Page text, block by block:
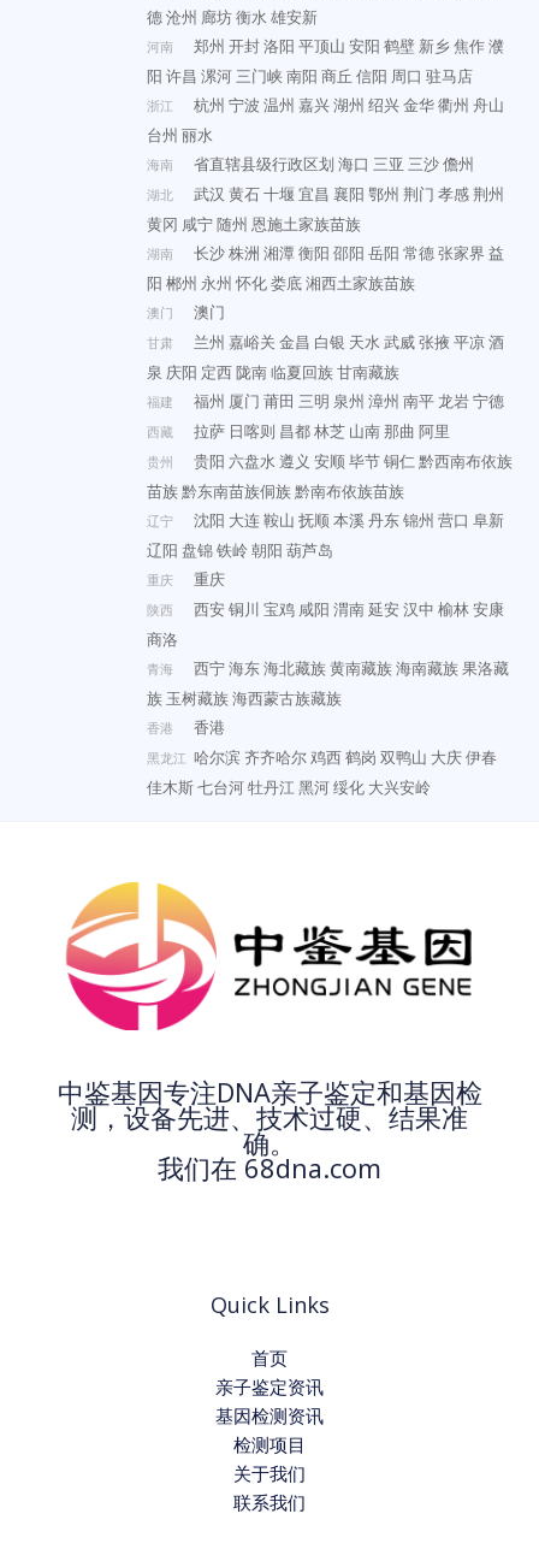
德沧州 廊坊衡水雄安新
河南 郑州 开封洛阳 平顶山 安阳 鹤壁 新乡焦作濮
阳 许昌 漯河三门峡南阳 商丘 信阳 周口 驻马店
浙江 杭州 宁波 温州 嘉兴湖州 绍兴金华衢州 舟山
台州 丽水
海南 省直辖县级行政区划 海口 三亚 三沙儋州
湖北 武汉 黄石十堰 宜昌 襄阳 鄂州 荆门 孝感荆州
黄冈 咸宁随州 恩施土家族苗族
湖南 长沙株洲 湘潭衡阳 邵阳 岳阳 常德张家界 益
阳 郴州 永州 怀化娄底湘西土家族苗族
澳门 澳门
甘肃 兰州 嘉峪关 金昌 白银 天水武威张掖平凉酒
泉 庆阳 定西陇南临夏回族甘南藏族
福建 福州 厦门 莆田 三明 泉州 漳州 南平龙岩宁德
西藏 拉萨 日喀则 昌都林芝 山南那曲 阿里
贵州 贵阳 六盘水遵义 安顺毕节铜仁黔西南布依族
苗族黔东南苗族侗族黔南布依族苗族
辽宁 沈阳 大连鞍山 抚顺本溪丹东锦州 营口 阜新
辽阳 盘锦铁岭朝阳 葫芦岛
重庆 重庆
陕西 西安铜川 宝鸡 咸阳 渭南延安汉中 榆林安康
商洛
青海 西宁海东海北藏族黄南藏族海南藏族果洛藏
族 玉树藏族海西蒙古族藏族
香港 香港
黑龙江 哈尔滨齐齐哈尔鸡西鹤岗 双鸭山 大庆伊春
佳木斯七台河牡丹江黑河绥化 大兴安岭
中鉴基因专注DNA亲子鉴定和基因检
测，设备先进、技术过硬、结果准
确。
我们在 68dna.com
Quick Links
首页
亲子鉴定资讯
基因检测资讯
检测项目
关于我们
联系我们